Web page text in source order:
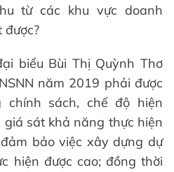
từ các khu vực doanh
được?
biểu Bùi Thị Quỳnh Thơ
năm 2019 phải được
sách, chế độ hiện
sát khả năng thực hiện
bảo việc xây dựng dự
hiện được cao; đồng thời